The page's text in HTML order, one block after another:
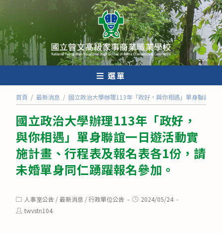
轉
至
主
要
內
選單
首頁 / 最新消息 / 國立政治大學辦理113年「政好，與你相遇」單身聯誼一
國立政治大學辦理113年「政好，
與你相遇」單身聯誼一日遊活動實
施計畫、行程表及報名表各1份，請
未婚單身同仁踴躍報名參加。
Post
category:
人事室公告 /最新消息 /行政單位公告
Post2024/05/24
Posttwvstn104